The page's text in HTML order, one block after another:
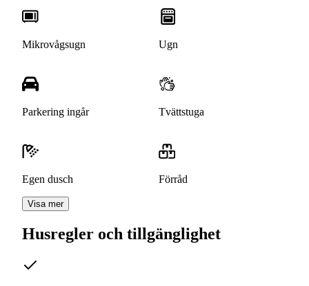
Mikrovågsugn Ugn
Parkering ingår Tvättstuga
Egen dusch Förråd
Visa mer
Husregler och tillgänglighet